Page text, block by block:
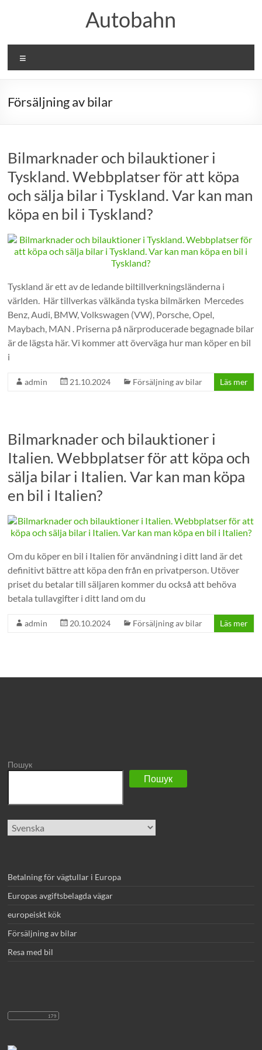
Autobahn
Försäljning av bilar
Bilmarknader och bilauktioner i
Tyskland. Webbplatser för att köpa
och sälja bilar i Tyskland. Var kan man
köpa en bil i Tyskland?
Tyskland är ett av de ledande biltillverkningsländerna i
världen. Här tillverkas välkända tyska bilmärken Mercedes
Benz, Audi, BMW, Volkswagen (VW), Porsche, Opel,
Maybach, MAN . Priserna på närproducerade begagnade bilar
är de lägsta här. Vi kommer att överväga hur man köper en bil
i
admin 21.10.2024 Försäljning av bilar Läs mer
Bilmarknader och bilauktioner i
Italien. Webbplatser för att köpa och
sälja bilar i Italien. Var kan man köpa
en bil i Italien?
Om du köper en bil i Italien för användning i ditt land är det
definitivt bättre att köpa den från en privatperson. Utöver
priset du betalar till säljaren kommer du också att behöva
betala tullavgifter i ditt land om du
admin 20.10.2024 Försäljning av bilar Läs mer
Пошук
Пошук
Välj
ett
Betalning för vägtullar i Europa
Europas avgiftsbelagda vägar
europeiskt kök
Försäljning av bilar
Resa med bil